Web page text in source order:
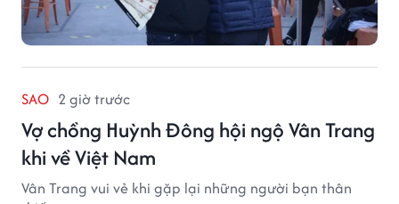
SAO 2 giờ trước
Vợ chồng Huỳnh Đông hội ngộ Vân Trang
khi về Việt Nam
Vân Trang vui vẻ khi gặp lại những người bạn thân